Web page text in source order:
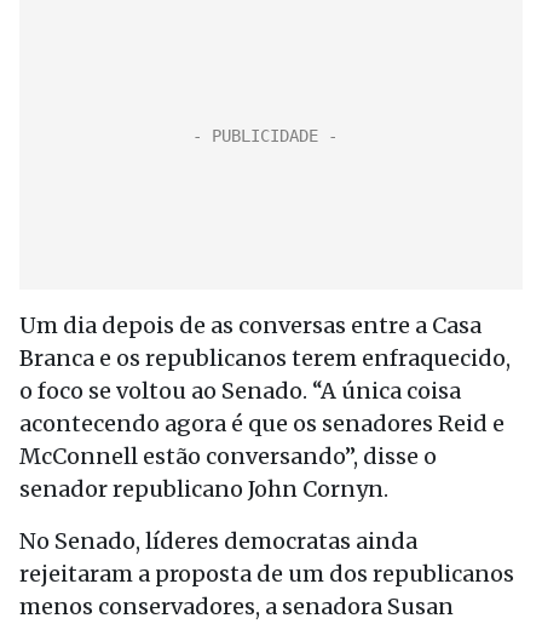
Um dia depois de as conversas entre a Casa
Branca e os republicanos terem enfraquecido,
o foco se voltou ao Senado. “A única coisa
acontecendo agora é que os senadores Reid e
McConnell estão conversando”, disse o
senador republicano John Cornyn.
No Senado, líderes democratas ainda
rejeitaram a proposta de um dos republicanos
menos conservadores, a senadora Susan